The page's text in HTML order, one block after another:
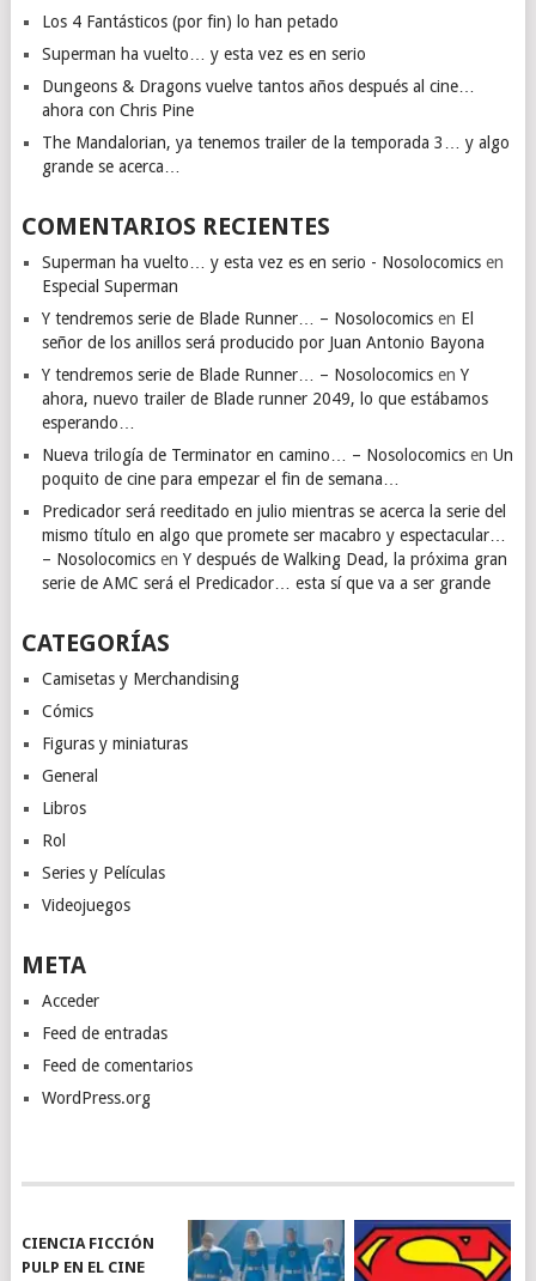
Los 4 Fantásticos (por fin) lo han petado
Superman ha vuelto… y esta vez es en serio
Dungeons & Dragons vuelve tantos años después al cine…
ahora con Chris Pine
The Mandalorian, ya tenemos trailer de la temporada 3… y algo
grande se acerca…
COMENTARIOS RECIENTES
Superman ha vuelto… y esta vez es en serio - Nosolocomicsen
Especial Superman
Y tendremos serie de Blade Runner… – Nosolocomicsen El
señor de los anillos será producido por Juan Antonio Bayona
Y tendremos serie de Blade Runner… – Nosolocomicsen Y
ahora, nuevo trailer de Blade runner 2049, lo que estábamos
esperando…
Nueva trilogía de Terminator en camino… – Nosolocomicsen Un
poquito de cine para empezar el fin de semana…
Predicador será reeditado en julio mientras se acerca la serie del
mismo título en algo que promete ser macabro y espectacular…
– Nosolocomicsen Y después de Walking Dead, la próxima gran
serie de AMC será el Predicador… esta sí que va a ser grande
CATEGORÍAS
Camisetas y Merchandising
Cómics
Figuras y miniaturas
General
Libros
Rol
Series y Películas
Videojuegos
META
Acceder
Feed de entradas
Feed de comentarios
WordPress.org
CIENCIA FICCIÓN
PULP EN EL CINE